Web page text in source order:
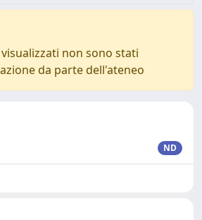
non sono stati
da parte dell'ateneo
ND